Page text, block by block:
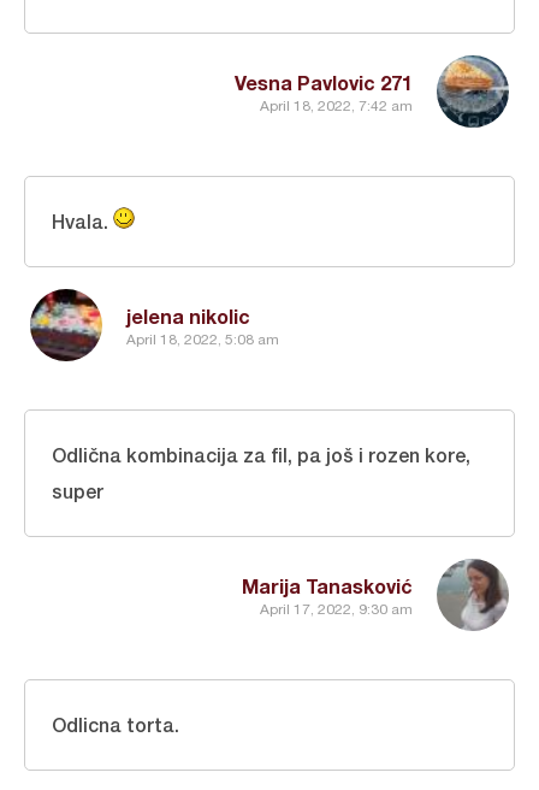
Vesna Pavlovic 271
April 18, 2022, 7:42 am
jelena nikolic
April 18, 2022, 5:08 am
Hvala.
Marija Tanasković
April 17, 2022, 9:30 am
Odlična kombinacija za fil, pa još i rozen kore,
super
Odlicna torta.